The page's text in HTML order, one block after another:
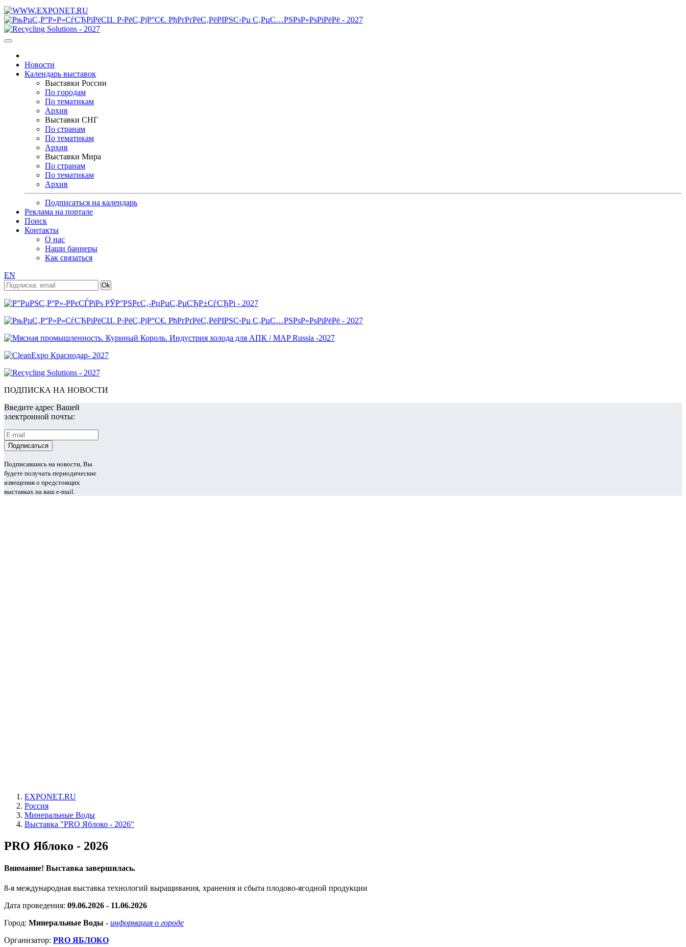
Новости
Календарь выставок
Выставки России
По городам
По тематикам
Архив
Выставки СНГ
По странам
По тематикам
Архив
Выставки Мира
По странам
По тематикам
Архив
Подписаться на календарь
Реклама на портале
Поиск
Контакты
О нас
Наши баннеры
Как связаться
EN
ПОДПИСКА НА НОВОСТИ
Введите адрес Вашей
электронной почты:
Подписавшись на новости, Вы
будете получать периодические
извещения о предстоящих
выставках на ваш e-mail.
EXPONET.RU
Россия
Минеральные Воды
Выставка "PRO Яблоко - 2026"
PRO Яблоко - 2026
Внимание! Выставка завершилась.
8-я международная выставка технологий выращивания, хранения и сбыта плодово-ягодной продукции
Дата проведения: 09.06.2026 - 11.06.2026
Город: Минеральные Воды - информация о городе
Организатор: PRO ЯБЛОКО